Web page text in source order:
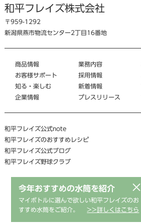
和平フレイズ株式会社
〒959-1292
新潟県燕市物流センター2丁目16番地
商品情報
お客様サポート
知る・楽しむ
企業情報
業務内容
採用情報
新着情報
プレスリリース
和平フレイズ公式note
和平フレイズのおすすめレシピ
和平フレイズ公式ブログ
和平フレイズ野球クラブ
×
今年おすすめの水筒を紹介
マイボトルに選んで欲しい和平フレイズのお
すすめ水筒をご紹介。
>>詳しくはこちら